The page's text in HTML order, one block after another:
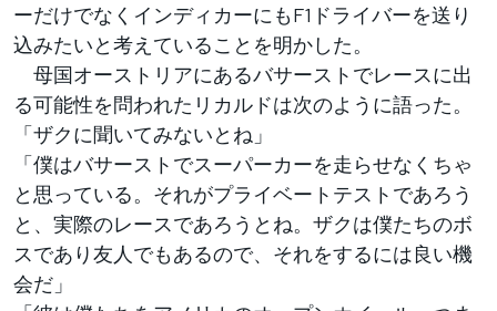
ーだけでなくインディカーにもF1ドライバーを送り
込みたいと考えていることを明かした。
母国オーストリアにあるバサーストでレースに出
る可能性を問われたリカルドは次のように語った。
「ザクに聞いてみないとね」
「僕はバサーストでスーパーカーを走らせなくちゃ
と思っている。それがプライベートテストであろう
と、実際のレースであろうとね。ザクは僕たちのボ
スであり友人でもあるので、それをするには良い機
会だ」